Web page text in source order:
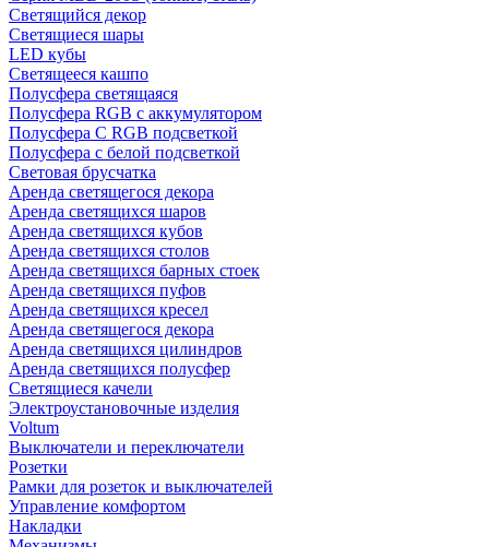
Светящийся декор
Светящиеся шары
LED кубы
Светящееся кашпо
Полусфера светящаяся
Полусфера RGB с аккумулятором
Полусфера С RGB подсветкой
Полусфера с белой подсветкой
Световая брусчатка
Аренда светящегося декора
Аренда светящихся шаров
Аренда светящихся кубов
Аренда светящихся столов
Аренда светящихся барных стоек
Аренда светящихся пуфов
Аренда светящихся кресел
Аренда светящегося декора
Аренда светящихся цилиндров
Аренда светящихся полусфер
Светящиеся качели
Электроустановочные изделия
Voltum
Выключатели и переключатели
Розетки
Рамки для розеток и выключателей
Управление комфортом
Накладки